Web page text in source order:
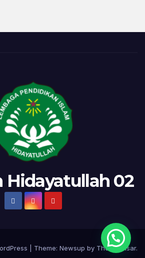
Hidayatullah 02
Theme: Newsup by Themeansar.